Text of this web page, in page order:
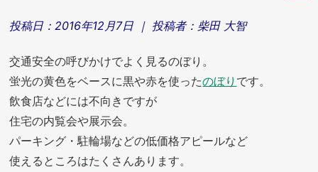
投稿日： 2016年12月7日 ｜ 投稿者： 柴田 大智
交通安全の呼びかけでよく見るのぼり。
蛍光の黄色をベースに黒や赤を使ったのぼり です。
飲食店などには不向きですが
住宅の内覧会や展示会。
パーキング・駐輪場などの低価格アピールなど
使えるところはたくさんあります。